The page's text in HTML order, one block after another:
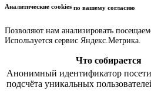
Аналитические cookies по вашему согласию
Позволяют нам анализировать
Используется сервис Яндекс.Метрика.
Что собирается
Анонимный идентификатор
подсчёта уникальных